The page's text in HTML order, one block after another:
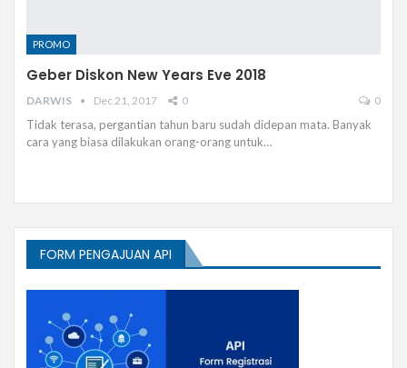
PROMO
Geber Diskon New Years Eve 2018
DARWIS Dec 21, 2017 0 0
Tidak terasa, pergantian tahun baru sudah didepan mata. Banyak
cara yang biasa dilakukan orang-orang untuk…
FORM PENGAJUAN API